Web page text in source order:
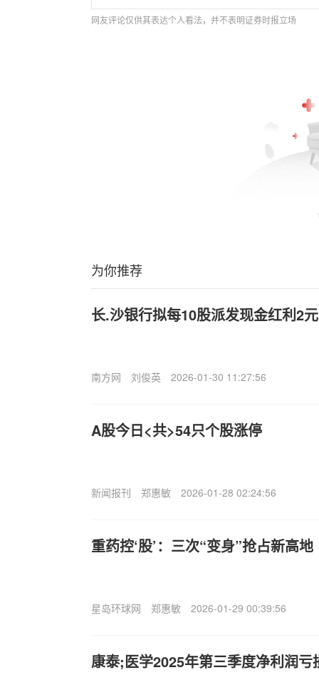
网友评论仅供其表达个人看法，并不表明证券时报立场
为你推荐
长.沙银行拟每10股派发现金红利2元
南方网 刘俊英 2026-01-30 11:27:56
A股今日<共>54只个股涨停
新闻报刊 郑惠敏 2026-01-28 02:24:56
重药控‘股’：三次“变身”抢占新高地
星岛环球网 郑惠敏 2026-01-29 00:39:56
康泰;医学2025年第三季度净利润亏